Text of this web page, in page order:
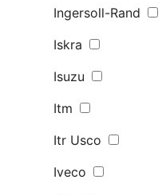
Ingersoll-Rand
Iskra
Isuzu
Itm
Itr Usco
Iveco